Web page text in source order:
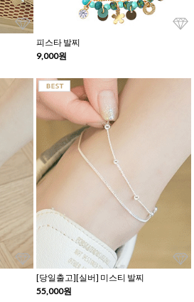
피스타 발찌
9,000원
[당일출고][실버] 미스티 발찌
55,000원